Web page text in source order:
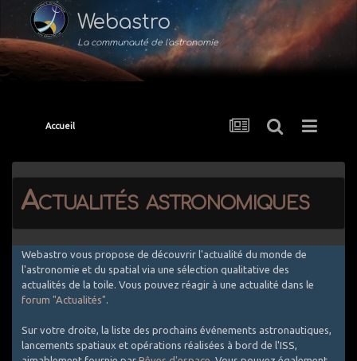
Webastro
La communauté de l'astronomie
Accueil
Actualités astronomiques
Webastro vous propose de découvrir l'actualité du monde de
l'astronomie et du spatial via une sélection qualitative des
actualités de la toile. Vous pouvez réagir à une actualité dans le
forum "Actualités".
Sur votre droite, la liste des prochains événements astronautiques,
lancements spatiaux et opérations réalisées à bord de l'ISS,